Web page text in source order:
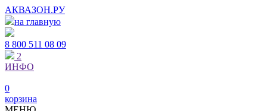
АКВАЗОН.РУ
на главную
8 800 511 08 09
2
ИНФО
0
корзина